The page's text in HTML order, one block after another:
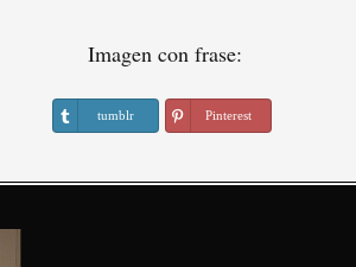
Imagen con frase:
tumblr Pinterest